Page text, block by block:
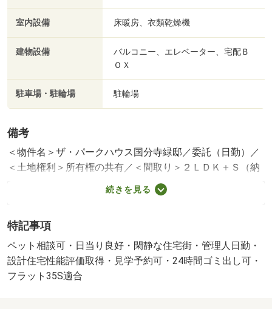
室内設備 床暖房、衣類乾燥機
建物設備
バルコニー、エレベーター、宅配Ｂ
ＯＸ
駐車場・駐輪場 駐輪場
備考
＜物件名＞ザ・パークハウス国分寺緑邸／委託（日勤）／
＜土地権利＞所有権の共有／＜間取り＞２ＬＤＫ＋Ｓ（納
戸）／＜用途地域＞商業地域あり／＜特徴＞「ザ・パーク
ハウス」の上質。三菱地所レジデンス旧分譲の築浅レジデ
時）・建築確認完了検査済証・フラット３５・Ｓ適合証明
書・新築時・増改築時の設計図
販売戸数：1戸／管理費等帯：17510円／修繕積立金帯：
11960円
続きを見る
特記事項
ペット相談可・日当り良好・閑静な住宅街・管理人日勤・
設計住宅性能評価取得・見学予約可・24時間ゴミ出し可・
フラット35S適合